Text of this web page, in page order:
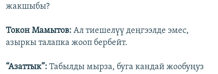
жакшыбы?
Токон Мамытов: Ал тиешелүү деңгээлде эмес,
азыркы талапка жооп бербейт.
“Азаттык”: Табылды мырза, буга кандай жообуңуз